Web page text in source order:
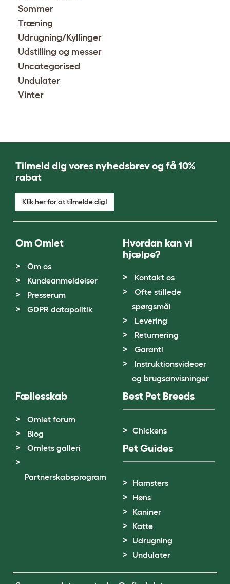
Sommer
Træning
Udrugning/Kyllinger
Udstilling og messer
Uncategorised
Undulater
Vinter
Tilmeld dig vores nyhedsbrev og få 10%
rabat
Klik her for at tilmelde dig!
Om Omlet
Om os
Kundeanmeldelser
Presserum
GDPR datapolitik
Hvordan kan vi
hjælpe?
Kontakt os
Ofte stillede
spørgsmål
Levering
Returnering
Garanti
Instruktionsvideoer
og brugsanvisninger
Fællesskab
Omlet forum
Blog
Omlets galleri
Partnerskabsprogram
Best Pet Breeds
Chickens
Pet Guides
Hamsters
Høns
Kaniner
Katte
Udrugning
Undulater